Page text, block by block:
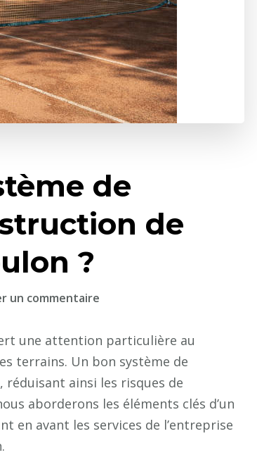
de
de
?
un commentaire
quoi
système
de
drainage
une attention particulière au
terrains. Un bon système de
réduisant ainsi les risques de
aborderons les éléments clés d’un
en avant les services de l’entreprise